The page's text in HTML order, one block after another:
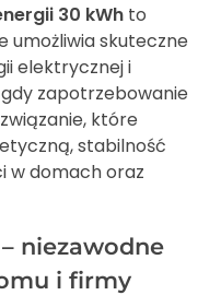
30 kWh to
umożliwia skuteczne
elektrycznej i
zapotrzebowanie
które
stabilność
w domach oraz
niezawodne
i firmy